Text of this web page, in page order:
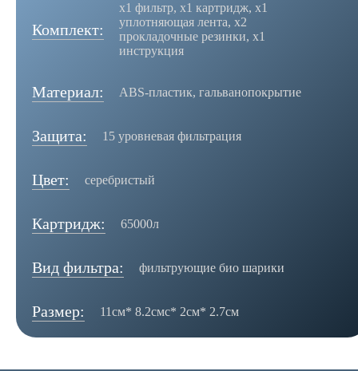
Комплект:
х1 фильтр, х1 картридж, х1
уплотняющая лента, х2
прокладочные резинки, х1
инструкция
Материал: ABS-пластик, гальванопокрытие
Защита: 15 уровневая фильтрация
Цвет: серебристый
Картридж: 65000л
Вид фильтра: фильтрующие био шарики
Размер: 11см* 8.2смс* 2см* 2.7см